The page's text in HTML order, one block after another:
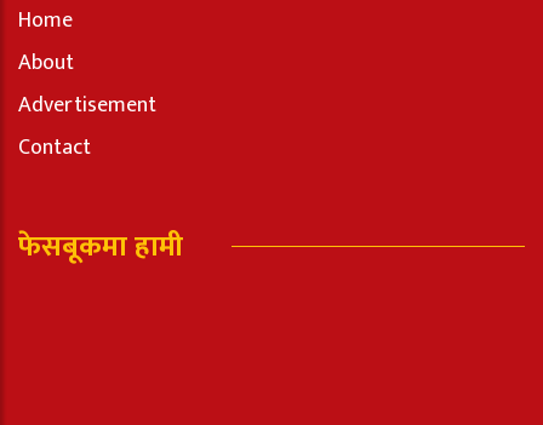
Home
About
Advertisement
Contact
फेसबूकमा हामी